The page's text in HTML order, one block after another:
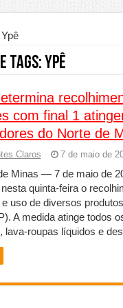
Criador de Sites ou
Conheça a melhor
Segurança digital se
Comércio Interativo
PF e Emissoras
De economista a
Do estudo à aprovação:
Tomada de decisão
Investimento em
Qualidade do produto
Ypê
Tags: Ypê
com final 1
do Norte de
Claros 7 de maio de
Minas — 7 de maio de
quinta‑feira o
uso de diversos
A medida atinge todos
lava‑roupas líquidos e